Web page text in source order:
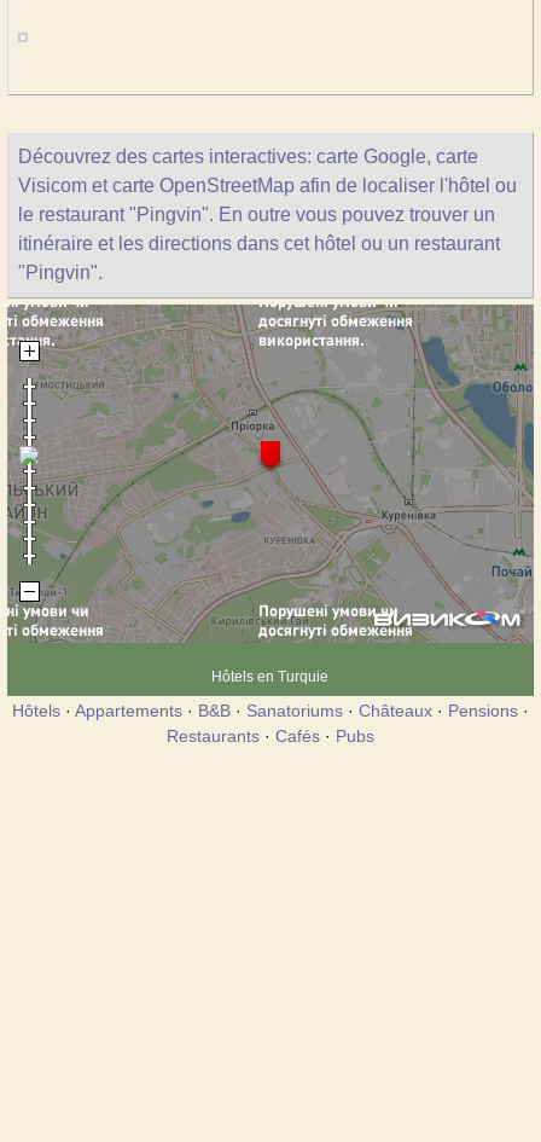
Découvrez des cartes interactives: carte Google, carte
Visicom et carte OpenStreetMap afin de localiser l'hôtel ou
le restaurant "Pingvin". En outre vous pouvez trouver un
itinéraire et les directions dans cet hôtel ou un restaurant
"Pingvin".
Hôtels en Turquie
Hôtels · Appartements · B&B · Sanatoriums · Châteaux · Pensions ·
Restaurants · Cafés · Pubs